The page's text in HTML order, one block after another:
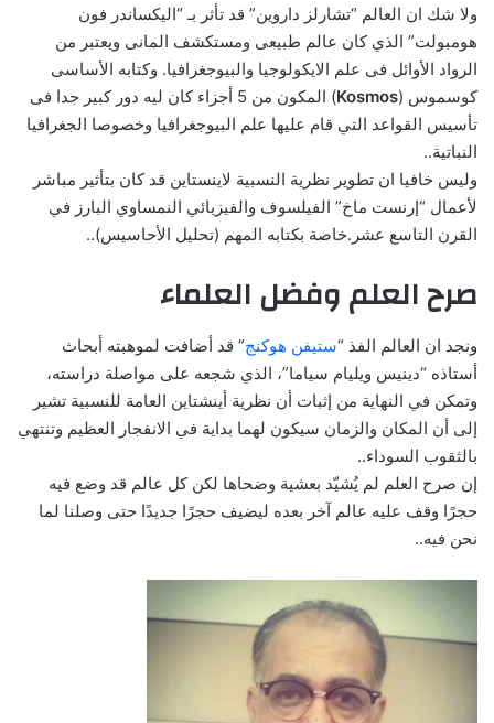
ولا شك ان العالم “تشارلز داروين” قد تأثر بـ “اليكساندر فون
هومبولت” الذي كان عالم طبيعى ومستكشف المانى ويعتبر من
الرواد الأوائل فى علم الايكولوجيا والبيوجغرافيا. وكتابه الأساسى
كوسموس (Kosmos
) المكون من 5 أجزاء كان ليه دور كبير جدا فى
تأسيس القواعد التي قام عليها علم البيوجغرافيا وخصوصا الجغرافيا
النباتية..
وليس خافيا ان تطوير نظرية النسبية لاينستاين قد كان بتأثير مباشر
لأعمال “إرنست ماخ” الفيلسوف والفيزيائي النمساوي البارز في
القرن التاسع عشر.خاصة بكتابه المهم (تحليل الأحاسيس)..
صرح العلم وفضل العلماء
ونجد ان العالم الفذ “ستيفن هوكنج” قد أضافت لموهبته أبحاث
أستاذه “دينيس ويليام سياما”، الذي شجعه على مواصلة دراسته،
وتمكن في النهاية من إثبات أن نظرية أينشتاين العامة للنسبية تشير
إلى أن المكان والزمان سيكون لهما بداية في الانفجار العظيم وتنتهي
بالثقوب السوداء..
إن صرح العلم لم يُشيّد بعشية وضحاها لكن كل عالم قد وضع فيه
حجرًا وقف عليه عالم آخر بعده ليضيف حجرًا جديدًا حتى وصلنا لما
نحن فيه..